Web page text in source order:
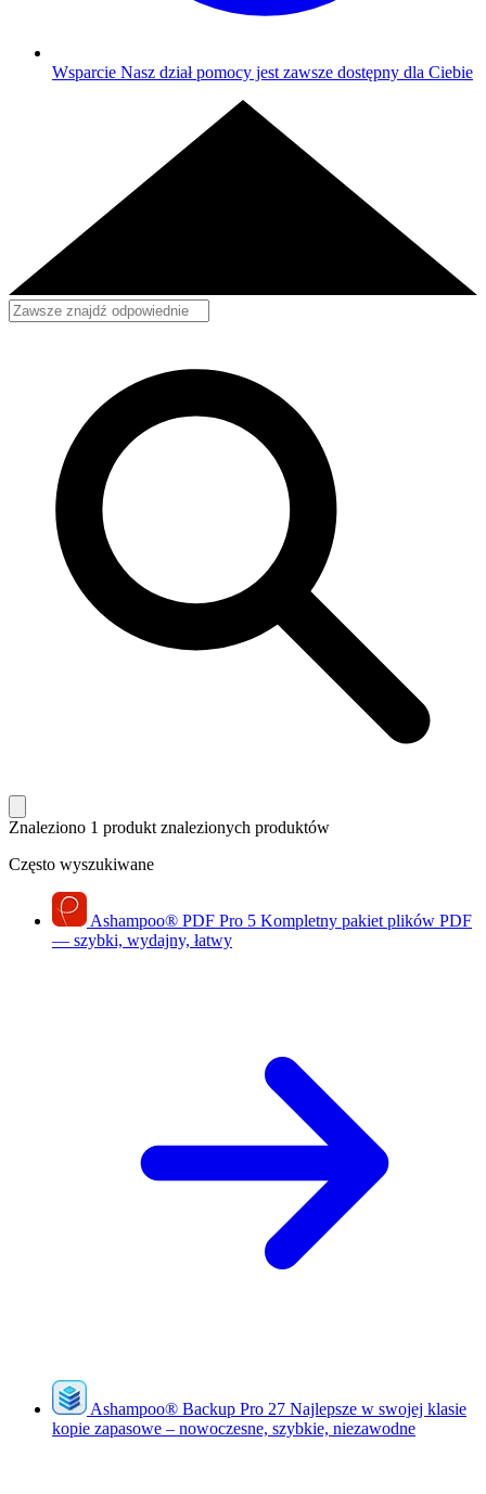
Wsparcie Nasz dział pomocy jest zawsze dostępny dla Ciebie
Znaleziono 1 produkt znalezionych produktów
Często wyszukiwane
Ashampoo® PDF Pro 5 Kompletny pakiet plików PDF
— szybki, wydajny, łatwy
Ashampoo® Backup Pro 27 Najlepsze w swojej klasie
kopie zapasowe – nowoczesne, szybkie, niezawodne